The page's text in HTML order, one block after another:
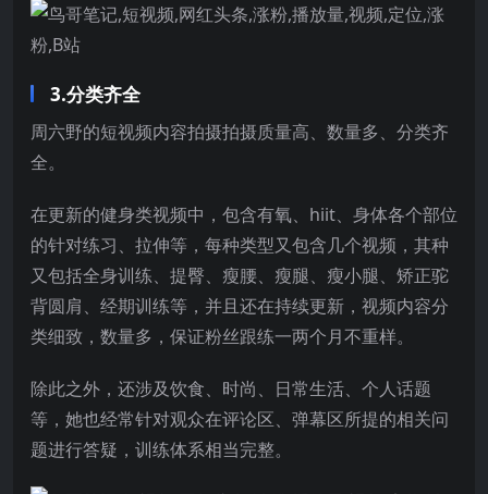
3.分类齐全
周六野的短视频内容拍摄拍摄质量高、数量多、分类齐
全。
在更新的健身类视频中，包含有氧、hiit、身体各个部位
的针对练习、拉伸等，每种类型又包含几个视频，其种
又包括全身训练、提臀、瘦腰、瘦腿、瘦小腿、矫正驼
背圆肩、经期训练等，并且还在持续更新，视频内容分
类细致，数量多，保证粉丝跟练一两个月不重样。
除此之外，还涉及饮食、时尚、日常生活、个人话题
等，她也经常针对观众在评论区、弹幕区所提的相关问
题进行答疑，训练体系相当完整。